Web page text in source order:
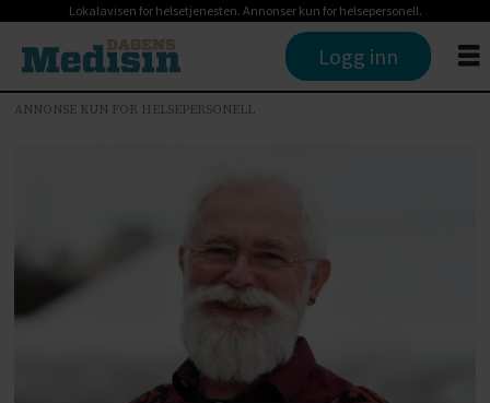
Lokalavisen for helsetjenesten. Annonser kun for helsepersonell.
Logg inn
ANNONSE KUN FOR HELSEPERSONELL